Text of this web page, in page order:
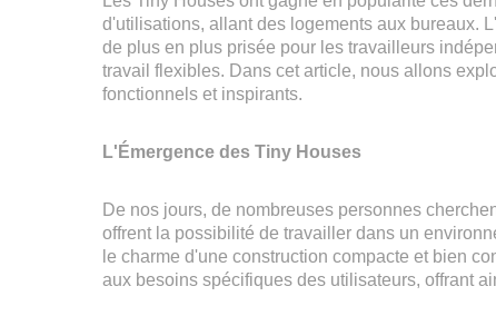
d'utilisations, allant des logements aux bureaux.
de plus en plus prisée pour les travailleurs
travail flexibles. Dans cet article, nous allons
fonctionnels et inspirants.
L'Émergence des Tiny Houses
De nos jours, de nombreuses personnes
offrent la possibilité de travailler dans un
le charme d'une construction compacte et bien
aux besoins spécifiques des utilisateurs, offrant